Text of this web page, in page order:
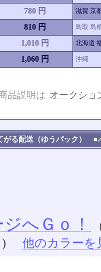
780 円 滋賀 京
810 円 鳥取 島
1,010 円 北海道
1,060 円 沖縄
品説明は オークショ
がる配送（ゆうパック） ■
へＧｏ！
)
他のカラーを